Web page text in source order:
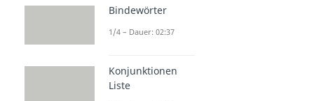
Bindewörter
1/4 – Dauer: 02:37
Konjunktionen
Liste